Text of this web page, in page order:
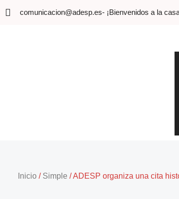
comunicacion@adesp.es- ¡Bienvenidos a la
Inicio / Simple /ADESP organiza una cita